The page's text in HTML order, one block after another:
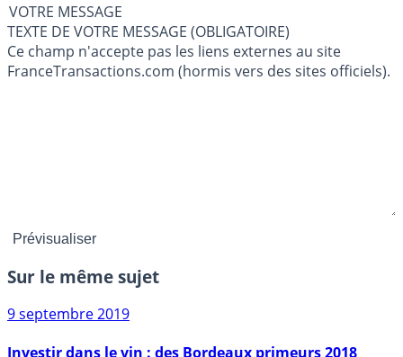
VOTRE MESSAGE
TEXTE DE VOTRE MESSAGE (OBLIGATOIRE)
Ce champ n'accepte pas les liens externes au site
FranceTransactions.com (hormis vers des sites officiels).
Sur le même sujet
9 septembre 2019